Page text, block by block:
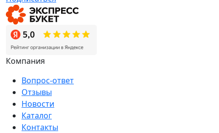
Компания
Вопрос-ответ
Отзывы
Новости
Каталог
Контакты